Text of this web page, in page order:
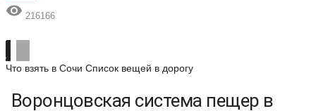
 216166
Что взять в Сочи Список вещей в дорогу
Воронцовская система пещер в